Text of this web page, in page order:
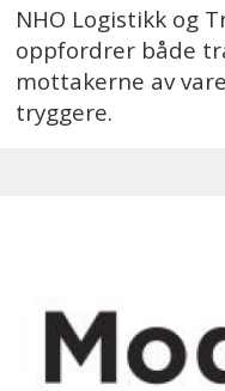
NHO Logistikk og
oppfordrer både
mottakerne av
tryggere.